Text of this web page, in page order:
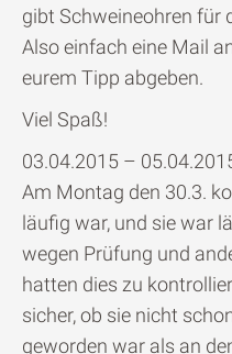
gibt Schweineohren für
Also einfach eine Mail
eurem Tipp abgeben.
Viel Spaß!
03.04.2015 –
Am Montag den 30.3.
läufig war, und sie war
wegen Prüfung und
hatten dies zu
sicher, ob sie nicht
geworden war als an